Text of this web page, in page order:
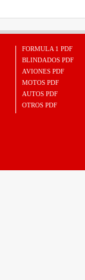
FORMULA 1 PDF
BLINDADOS PDF
AVIONES PDF
MOTOS PDF
AUTOS PDF
OTROS PDF